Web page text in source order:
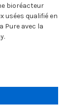
bioréacteur
usées qualifié en
Pure avec la